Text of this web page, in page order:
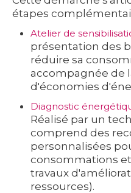
étapes
Atelier de
présentation des
réduire sa
accompagnée de
d'économies
Diagnostic
Réalisé par un
comprend des
personnalisées
consommations
travaux
ressources).